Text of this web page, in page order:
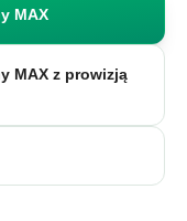
MAX
MAX z prowizją